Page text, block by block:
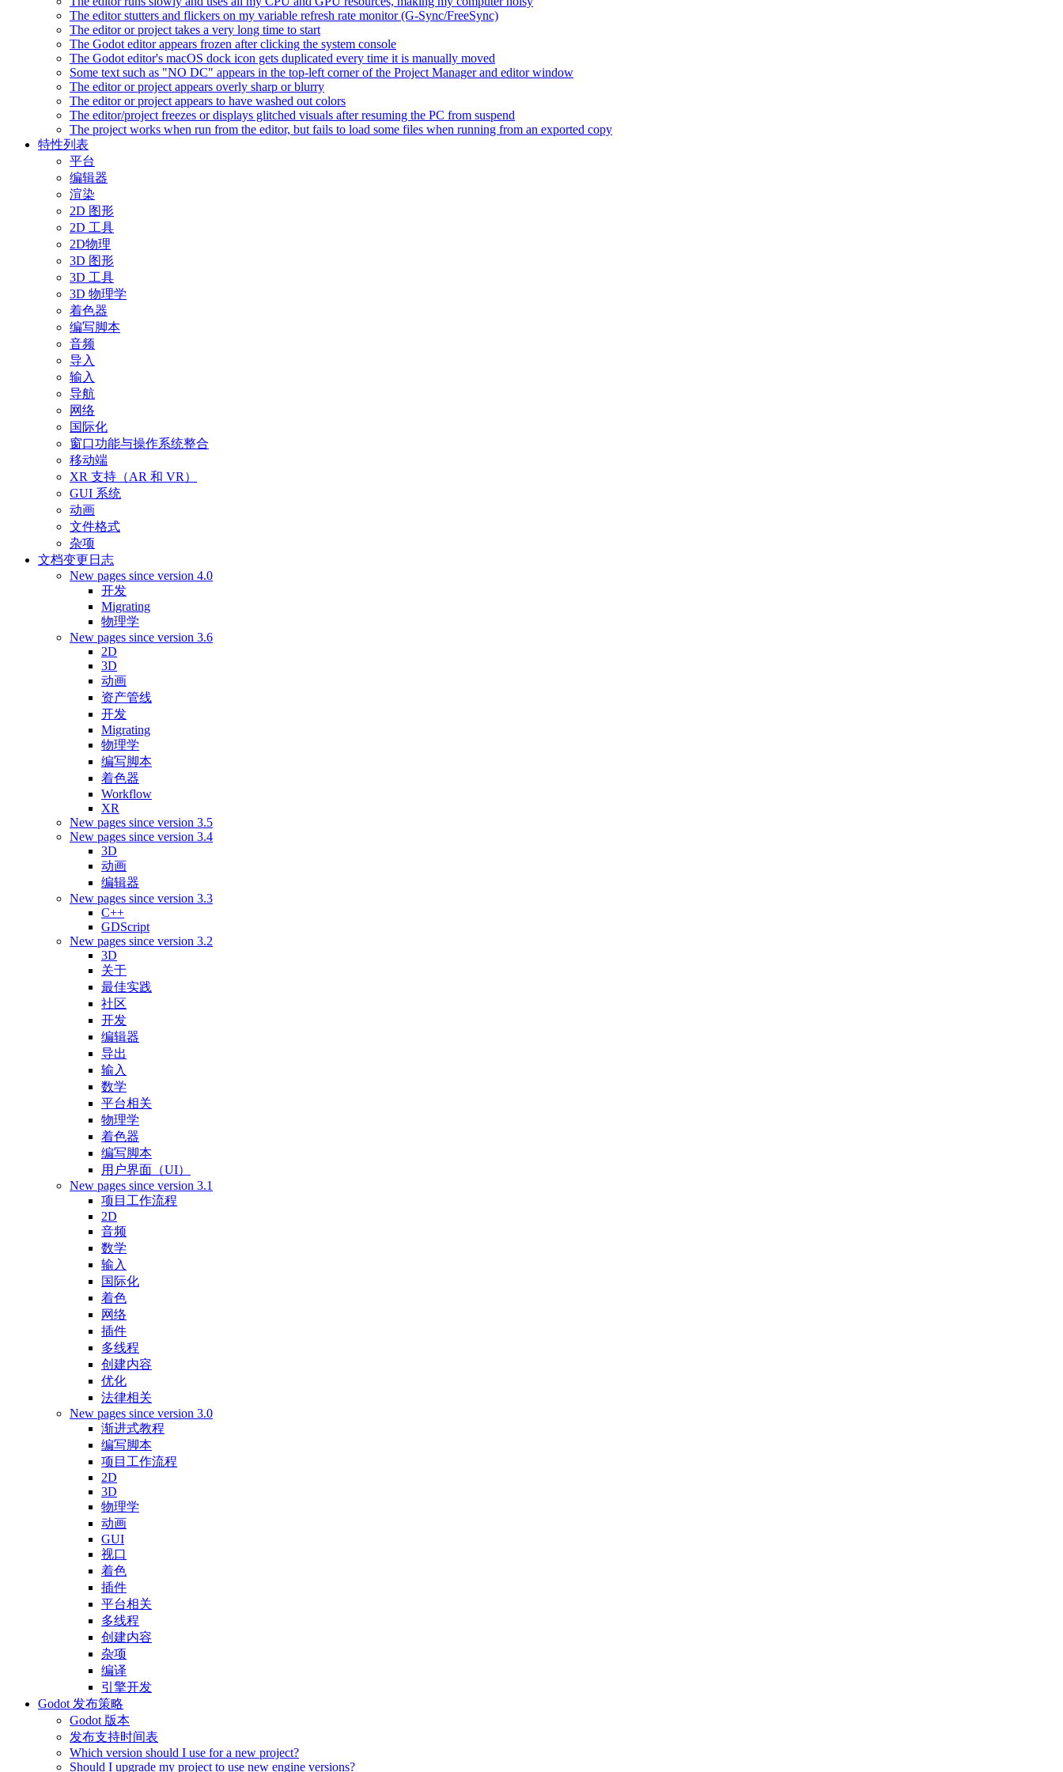
The editor stutters and flickers on my variable refresh rate monitor (G-Sync/FreeSync)
The editor or project takes a very long time to start
The Godot editor appears frozen after clicking the system console
The Godot editor's macOS dock icon gets duplicated every time it is manually moved
Some text such as "NO DC" appears in the top-left corner of the Project Manager and editor window
The editor or project appears overly sharp or blurry
The editor or project appears to have washed out colors
The editor/project freezes or displays glitched visuals after resuming the PC from suspend
The project works when run from the editor, but fails to load some files when running from an exported copy
特性列表
平台
编辑器
渲染
2D 图形
2D 工具
2D物理
3D 图形
3D 工具
3D 物理学
着色器
编写脚本
音频
导入
输入
导航
网络
国际化
窗口功能与操作系统整合
移动端
XR 支持（AR 和 VR）
GUI 系统
动画
文件格式
杂项
文档变更日志
New pages since version 4.0
开发
Migrating
物理学
New pages since version 3.6
2D
3D
动画
资产管线
开发
Migrating
物理学
编写脚本
着色器
Workflow
XR
New pages since version 3.5
New pages since version 3.4
3D
动画
编辑器
New pages since version 3.3
C++
GDScript
New pages since version 3.2
3D
关于
最佳实践
社区
开发
编辑器
导出
输入
数学
平台相关
物理学
着色器
编写脚本
用户界面（UI）
New pages since version 3.1
项目工作流程
2D
音频
数学
输入
国际化
着色
网络
插件
多线程
创建内容
优化
法律相关
New pages since version 3.0
渐进式教程
编写脚本
项目工作流程
2D
3D
物理学
动画
GUI
视口
着色
插件
平台相关
多线程
创建内容
杂项
编译
引擎开发
Godot 发布策略
Godot 版本
发布支持时间表
Which version should I use for a new project?
Should I upgrade my project to use new engine versions?